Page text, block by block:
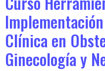
Clínica en
Ginecología y